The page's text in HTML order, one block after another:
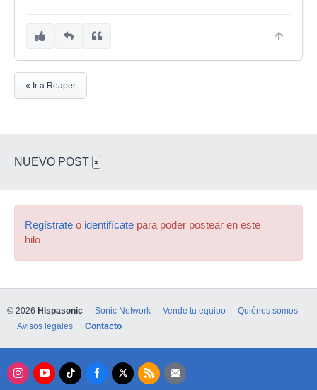
« Ir a Reaper
NUEVO POST ×
Regístrate o identifícate para poder postear en este
hilo
© 2026 Hispasonic Sonic Network Vende tu equipo
Quiénes somos
Avisos legales
Contacto